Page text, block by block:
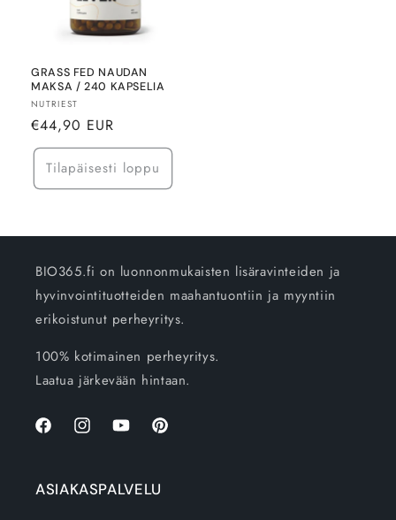
GRASS FED NAUDAN
MAKSA / 240 KAPSELIA
Myyjä:
NUTRIEST
Normaalihinta
€44,90 EUR
Tilapäisesti loppu
BIO365.fi on luonnonmukaisten lisäravinteiden ja
hyvinvointituotteiden maahantuontiin ja myyntiin
erikoistunut perheyritys.
100% kotimainen perheyritys.
Laatua järkevään hintaan.
FacebookInstagramYouTubePinterest
ASIAKASPALVELU